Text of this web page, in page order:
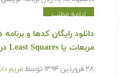
ادامه مطلب
‫‫دانلود رایگان کدها و
مربعات یا Least Squares در متلب‬‬ — بخش چهارم
۲۸ فروردین ۱۳۹۴ توسط مریم